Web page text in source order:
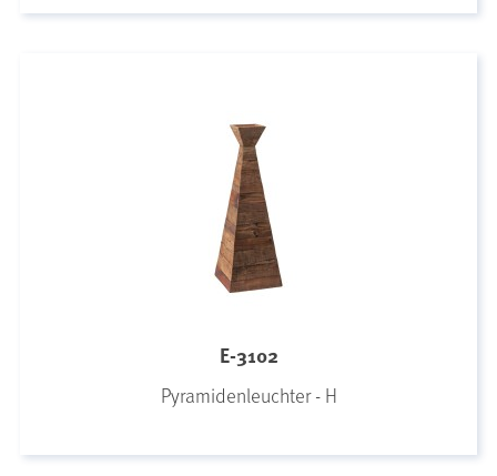
E-3102
Pyramidenleuchter - H